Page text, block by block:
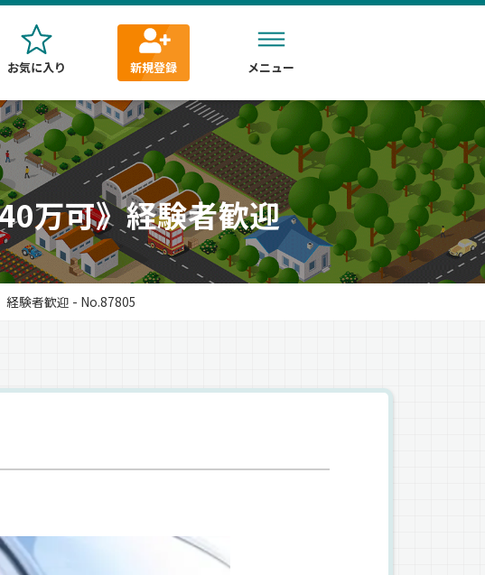
お気に入り 新規登録 メニュー
万可》経験者歓迎
験者歓迎 - No.87805